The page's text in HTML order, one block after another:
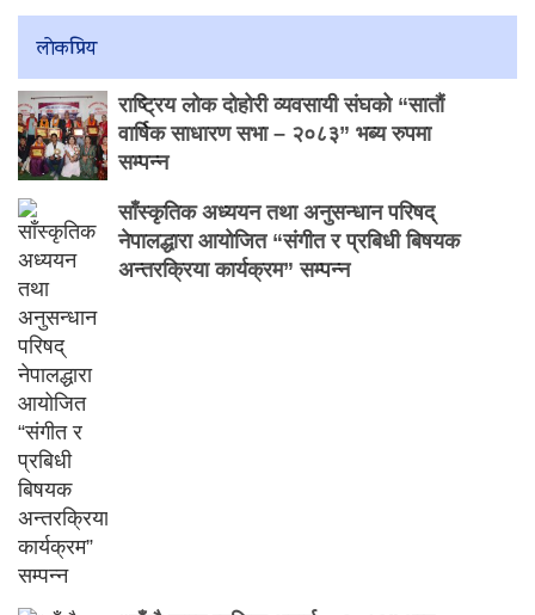
लाेकप्रिय
राष्ट्रिय लोक दोहोरी व्यवसायी संघको “सातौं
वार्षिक साधारण सभा – २०८३” भब्य रुपमा
सम्पन्न
साँस्कृतिक अध्ययन तथा अनुसन्धान परिषद्
नेपालद्धारा आयोजित “संगीत र प्रबिधी बिषयक
अन्तरक्रिया कार्यक्रम” सम्पन्न